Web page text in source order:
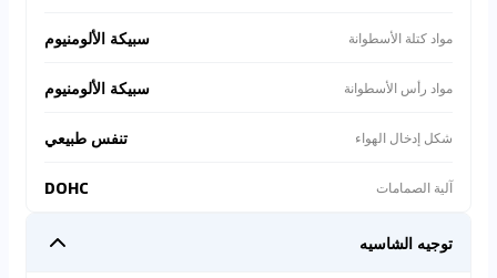
مواد كتلة الأسطوانة سبيكة الألومنيوم
مواد رأس الأسطوانة سبيكة الألومنيوم
شكل إدخال الهواء تنفس طبيعي
آلية الصمامات DOHC
توجيه الشاسيه